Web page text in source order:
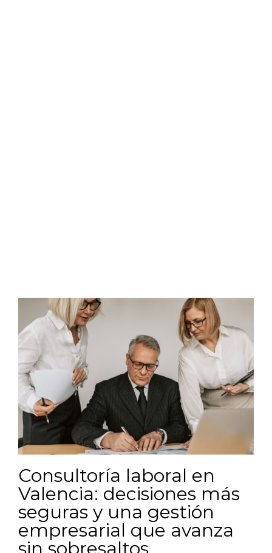
Consultoría laboral en
Valencia: decisiones más
seguras y una gestión
empresarial que avanza